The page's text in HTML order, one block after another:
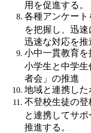
用を促進する。
各種アンケー
を把握し、迅
迅速な対応を推
小中一貫教育
小学生と中学
者会」の推進
地域と連携し
不登校生徒の
と連携してサ
推進する。